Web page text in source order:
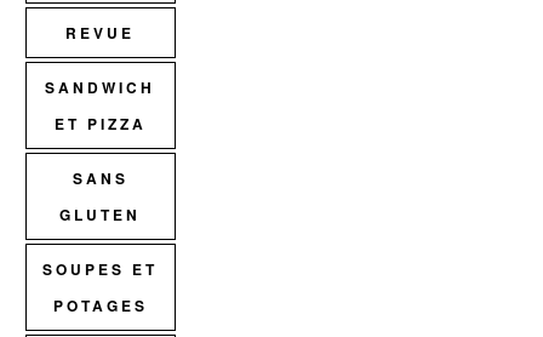
REVUE
SANDWICH
ET PIZZA
SANS
GLUTEN
SOUPES ET
POTAGES